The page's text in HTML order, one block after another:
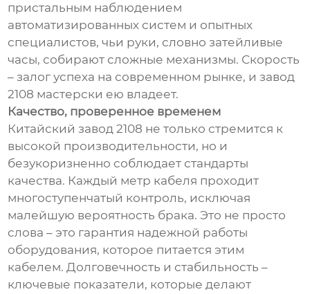
пристальным наблюдением
автоматизированных систем и опытных
специалистов, чьи руки, словно затейливые
часы, собирают сложные механизмы. Скорость
– залог успеха на современном рынке, и завод
2108 мастерски ею владеет.
Качество, проверенное временем
Китайский завод 2108 не только стремится к
высокой производительности, но и
безукоризненно соблюдает стандарты
качества. Каждый метр кабеля проходит
многоступенчатый контроль, исключая
малейшую вероятность брака. Это не просто
слова – это гарантия надежной работы
оборудования, которое питается этим
кабелем. Долговечность и стабильность –
ключевые показатели, которые делают